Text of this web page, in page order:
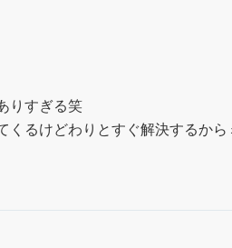
りすぎる笑
くるけどわりとすぐ解決するから